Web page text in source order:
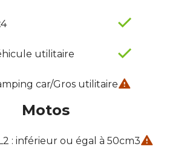
utilitaire
car/Gros utilitaire
Motos
: inférieur ou égal à 50cm3